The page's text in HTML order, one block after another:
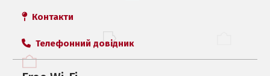
Контакти
Телефонний довідник